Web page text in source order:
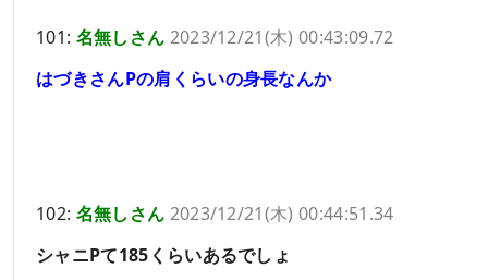
101: 名無しさん 2023/12/21(木) 00:43:09.72
はづきさんPの肩くらいの身長なんか
102: 名無しさん 2023/12/21(木) 00:44:51.34
シャニPて185くらいあるでしょ